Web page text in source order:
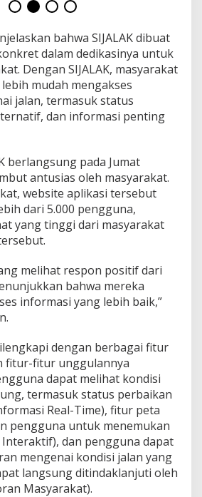
bahwa SIJALAK dibuat
dalam dedikasinya untuk
Dengan SIJALAK, masyarakat
mudah mengakses
jalan, termasuk status
dan informasi penting
berlangsung pada Jumat
antusias oleh masyarakat.
website aplikasi tersebut
dari 5.000 pengguna,
yang tinggi dari masyarakat
melihat respon positif dari
bahwa mereka
informasi yang lebih baik,”
dengan berbagai fitur
fitur-fitur unggulannya
dapat melihat kondisi
termasuk status perbaikan
Real-Time), fitur peta
pengguna untuk menemukan
dan pengguna dapat
mengenai kondisi jalan yang
langsung ditindaklanjuti oleh
Masyarakat).